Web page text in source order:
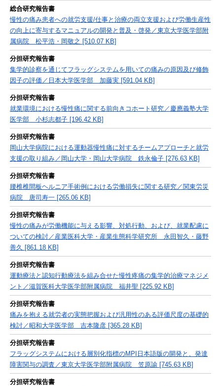
総合研究報告書
慢性の痛み患者への就労支援/仕事と治療の両立支援および労働生産性
の向上に寄与するマニュアルの開発と普及・啓発／東京大学医学部附
属病院 松平浩・岡敬之 [510.07 KB]
分担研究報告書
集学的診察を通じてフラッグシステムを用いての痛みの原因及び修飾
因子の評価／日本大学医学部 加藤実 [591.04 KB]
分担研究報告書
就業環境における慢性痛に関する前向きコホート研究／慶應義塾大学
医学部 小杉志都子 [196.42 KB]
分担研究報告書
岡山大学病院における運動器慢性痛に対するチームアプローチと就労
支援の取り組み／岡山大学・岡山大学病院 鉄永倫子 [276.63 KB]
分担研究報告書
腰椎椎間板ヘルニア手術例における労働損失に関する研究／関東労災
病院 唐司寿一 [265.06 KB]
分担研究報告書
慢性の痛みが労働機能に与える影響、対処行動、および、就業配慮に
ついての検討／産業医科大学・産業生態科学研究所 永田智久・藤野
善久 [861.18 KB]
分担研究報告書
運動療法と認知行動療法を組み合せた慢性疼痛の集学的治療マネジメ
ント／滋賀医科大学医学部附属病院 福井聖 [225.92 KB]
分担研究報告書
痛みを抱える就労者の実態把握および汎用性のある評価尺度の基礎的
検討／昭和大学医学部 吉本隆彦 [365.28 KB]
分担研究報告書
フラッグシステムにおける層別化指標のMPI日本語版の開発と、発達
障害関与の調査／東京大学医学部附属病院 笠原諭 [745.63 KB]
分担研究報告書